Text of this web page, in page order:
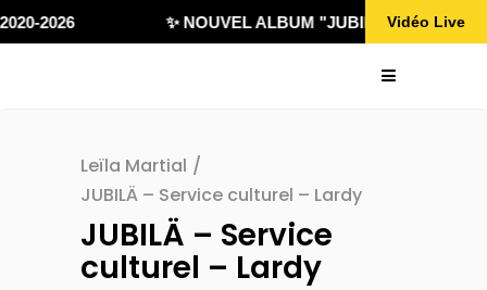
2026 ✨ NOUVEL ALBUM "JUBILÄ 432"Vidéo Live
Leïla Martial /
JUBILÄ – Service culturel – Lardy
JUBILÄ – Service
culturel – Lardy